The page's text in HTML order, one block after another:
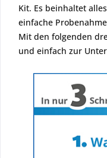
Kit. Es beinhaltet
einfache
Mit den folgenden
und einfach zur